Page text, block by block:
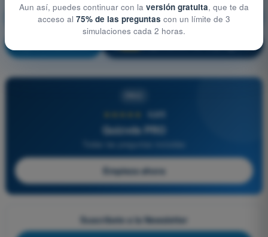
Limitaciones del rendimiento humano
4,6/5
Quizvds PRO
Empieza ahora
Suscríbete a la Newsletter
Aun así, puedes continuar con la versión gratuita, que te da
acceso al 75% de las preguntas con un límite de 3
simulaciones cada 2 horas.